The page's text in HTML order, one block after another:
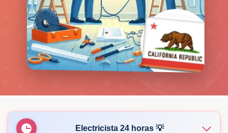
Electricista 24 horas 💡